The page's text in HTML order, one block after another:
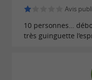
Une ambiance
La décoration de
Avis
10 personnes…
très guinguette